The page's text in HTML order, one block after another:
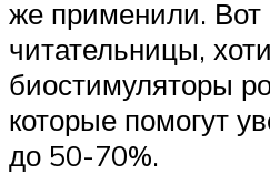
же применили. Вот
читательницы,
биостимуляторы
которые помогут
до 50-70%.